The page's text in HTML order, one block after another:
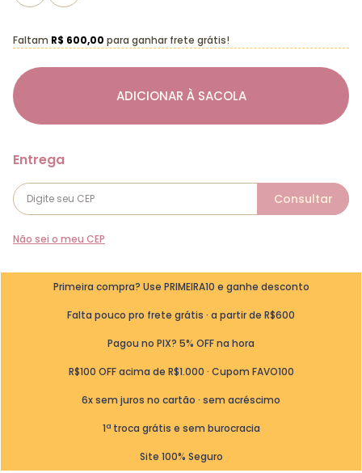
ADICIONAR À SACOLA
Faltam R$ 600,00 para ganhar frete grátis!
Não sei o meu CEP
Primeira compra? Use PRIMEIRA10 e ganhe desconto
Falta pouco pro frete grátis · a partir de R$600
Pagou no PIX? 5% OFF na hora
R$100 OFF acima de R$1.000 · Cupom FAVO100
6x sem juros no cartão · sem acréscimo
1ª troca grátis e sem burocracia
Site 100% Seguro